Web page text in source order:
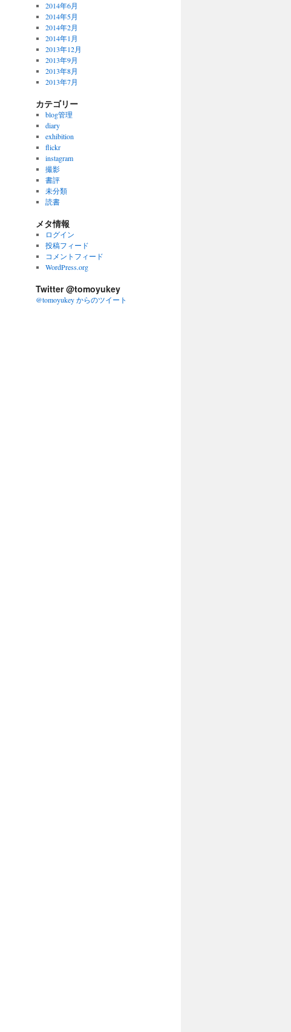
2014年6月
2014年5月
2014年2月
2014年1月
2013年12月
2013年9月
2013年8月
2013年7月
カテゴリー
blog管理
diary
exhibition
flickr
instagram
撮影
書評
未分類
読書
メタ情報
ログイン
投稿フィード
コメントフィード
WordPress.org
Twitter @tomoyukey
@tomoyukey からのツイート